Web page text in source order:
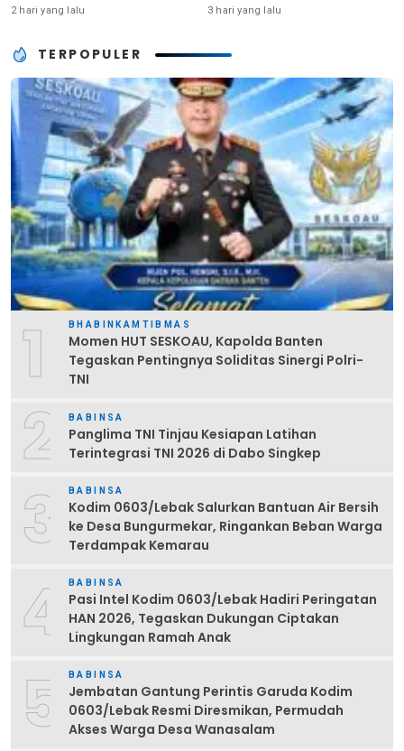
Pembinaan Fisik Rutin
2 hari yang lalu
Dabo Singkep
3 hari yang lalu
TERPOPULER
1 BHABINKAMTIBMAS
Momen HUT SESKOAU, Kapolda Banten
Tegaskan Pentingnya Soliditas Sinergi Polri-
TNI
2 BABINSA
Panglima TNI Tinjau Kesiapan Latihan
Terintegrasi TNI 2026 di Dabo Singkep
3 BABINSA
Kodim 0603/Lebak Salurkan Bantuan Air Bersih
ke Desa Bungurmekar, Ringankan Beban Warga
Terdampak Kemarau
4 BABINSA
Pasi Intel Kodim 0603/Lebak Hadiri Peringatan
HAN 2026, Tegaskan Dukungan Ciptakan
Lingkungan Ramah Anak
5 BABINSA
Jembatan Gantung Perintis Garuda Kodim
0603/Lebak Resmi Diresmikan, Permudah
Akses Warga Desa Wanasalam